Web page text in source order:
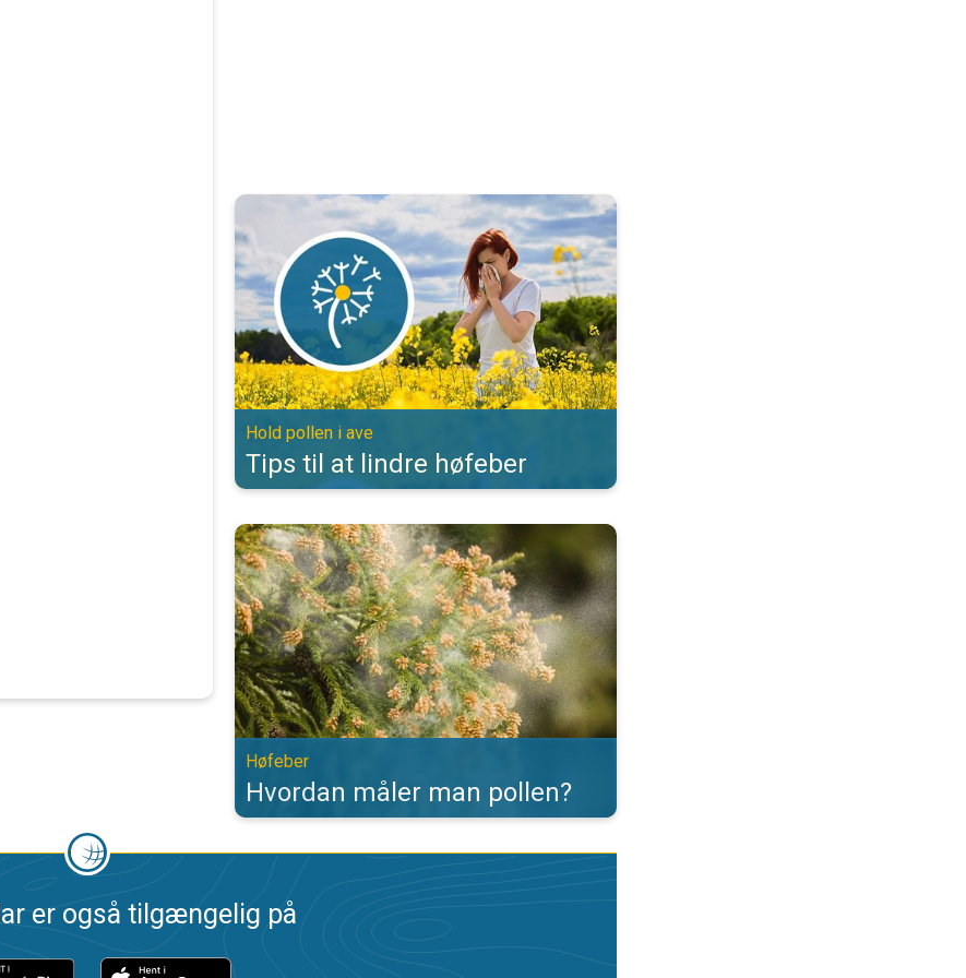
Tips til at lindre høfeber. Hold pollen i ave. . .
Hold pollen i ave
Tips til at lindre høfeber
Hvordan måler man pollen?. Høfeber. . .
Høfeber
Hvordan måler man pollen?
er også tilgængelig på